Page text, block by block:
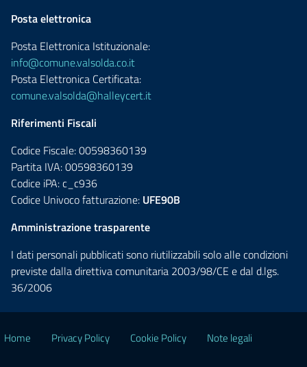
Posta elettronica
Posta Elettronica Istituzionale:
info@comune.valsolda.co.it
Posta Elettronica Certificata:
comune.valsolda@halleycert.it
Riferimenti Fiscali
Codice Fiscale: 00598360139
Partita IVA: 00598360139
Codice iPA: c_c936
Codice Univoco fatturazione: UFE90B
Amministrazione trasparente
I dati personali pubblicati sono riutilizzabili solo alle condizioni
previste dalla direttiva comunitaria 2003/98/CE e dal d.lgs.
36/2006
Home Privacy Policy Cookie Policy Note legali